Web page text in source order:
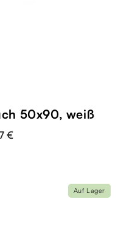
50x90, weiß
€
Auf Lager